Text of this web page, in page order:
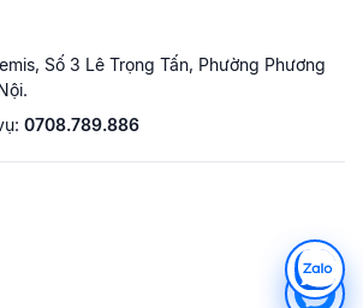
Số 3 Lê Trọng Tấn, Phường Phương
0708.789.886